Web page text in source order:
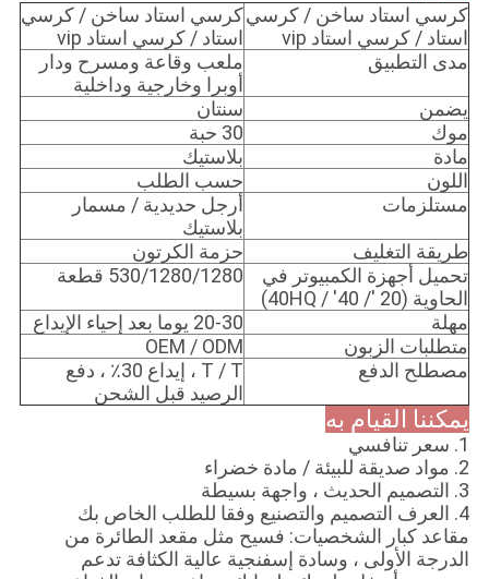
كرسي استاد ساخن / كرسي
استاد / كرسي استاد vip
كرسي استاد ساخن / كرسي
استاد / كرسي استاد vip
مدى التطبيق
ملعب وقاعة ومسرح ودار
أوبرا وخارجية وداخلية
يضمن
سنتان
موك
30 حبة
مادة
بلاستيك
اللون
حسب الطلب
مستلزمات
أرجل حديدية / مسمار
بلاستيك
طريقة التغليف
حزمة الكرتون
تحميل أجهزة الكمبيوتر في
الحاوية (20 '/ 40' / 40HQ)
530/1280/1280 قطعة
مهلة
20-30 يوما بعد إحياء الإيداع
متطلبات الزبون
OEM / ODM
مصطلح الدفع
T / T ، إيداع 30٪ ، دفع
الرصيد قبل الشحن
يمكننا القيام به
1. سعر تنافسي
2. مواد صديقة للبيئة / مادة خضراء
3. التصميم الحديث ، واجهة بسيطة
4. العرف التصميم والتصنيع وفقا للطلب الخاص بك
مقاعد كبار الشخصيات: فسيح مثل مقعد الطائرة من
الدرجة الأولى ، وسادة إسفنجية عالية الكثافة تدعم